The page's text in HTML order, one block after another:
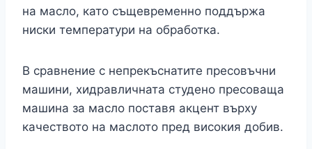
на масло, като същевременно поддържа
ниски температури на обработка.
В сравнение с непрекъснатите пресовъчни
машини, хидравличната студено пресоваща
машина за масло поставя акцент върху
качеството на маслото пред високия добив.